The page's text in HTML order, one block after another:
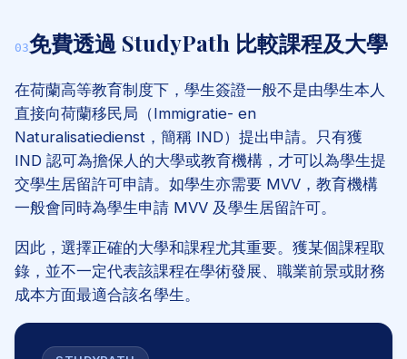
03免費透過 StudyPath 比較課程及大學
在荷蘭高等教育制度下，學生簽證一般不是由學生本人
直接向荷蘭移民局（Immigratie- en
Naturalisatiedienst，簡稱 IND）提出申請。只有獲
IND 認可為擔保人的大學或教育機構，才可以為學生提
交學生居留許可申請。如學生亦需要 MVV，教育機構
一般會同時為學生申請 MVV 及學生居留許可。
因此，選擇正確的大學和課程尤其重要。獲某個課程取
錄，並不一定代表該課程在學術發展、職業前景或財務
成本方面最適合該名學生。